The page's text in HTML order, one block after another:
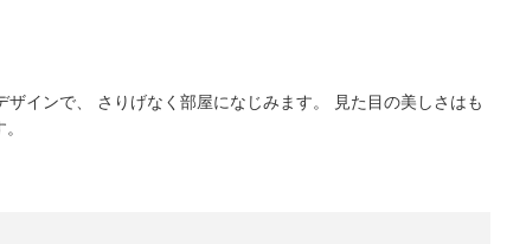
インで、 さりげなく部屋になじみます。 見た目の美しさはも